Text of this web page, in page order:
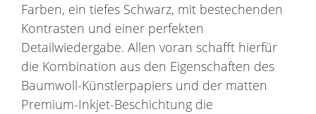
Farben, ein tiefes Schwarz, mit bestechenden
Kontrasten und einer perfekten
Detailwiedergabe. Allen voran schafft hierfür
die Kombination aus den Eigenschaften des
Baumwoll-Künstlerpapiers und der matten
Premium-Inkjet-Beschichtung die